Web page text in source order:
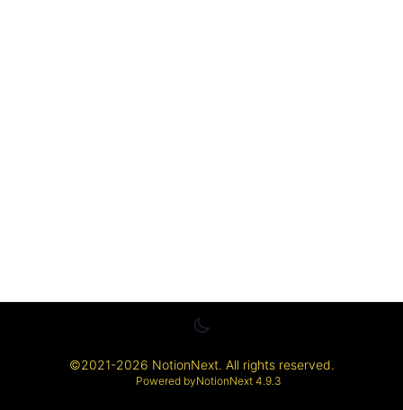
©2021-2026 NotionNext. All rights reserved.
Powered byNotionNext 4.9.3